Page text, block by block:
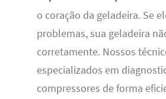
o coração da geladeira. Se
problemas, sua geladeira
corretamente. Nossos
especializados em
compressores de forma